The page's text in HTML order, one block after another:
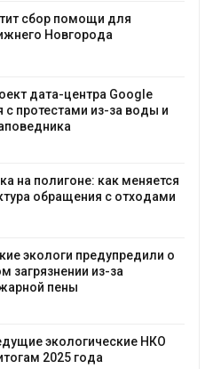
сбор помощи для
Новгорода
дата-центра Google
с протестами из-за воды и
на полигоне: как меняется
обращения с отходами
экологи предупредили о
загрязнении из-за
пены
экологические НКО
2025 года